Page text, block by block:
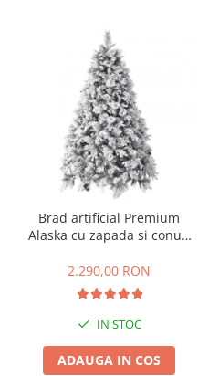
Brad artificial Premium
Alaska cu zapada si conuri
2.290,00 RON
IN STOC
ADAUGA IN COS